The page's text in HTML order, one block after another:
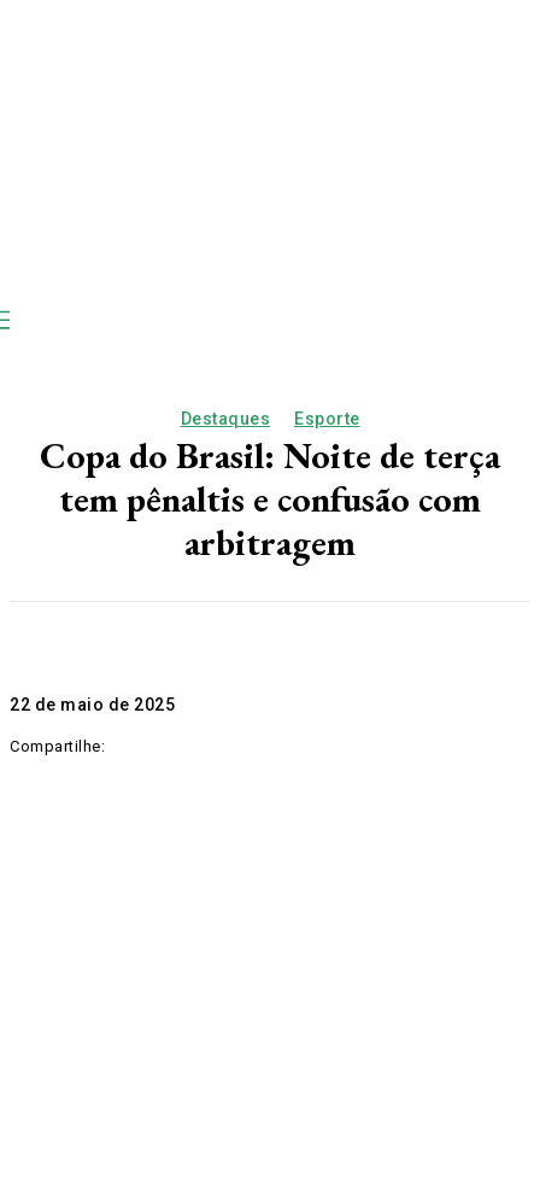
Destaques Esporte
Copa do Brasil: Noite de terça
tem pênaltis e confusão com
arbitragem
22 de maio de 2025
Compartilhe: